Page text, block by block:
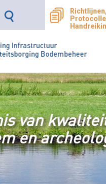
Infrastructuur
Bodembeheer
Richtlijnen,
van
en